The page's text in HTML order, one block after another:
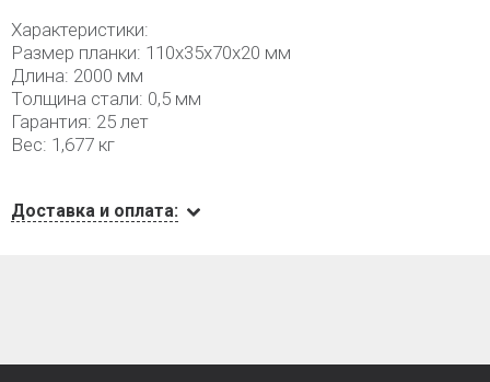
Характеристики:
Размер планки: 110х35х70х20 мм
Длина: 2000 мм
Толщина стали: 0,5 мм
Гарантия: 25 лет
Вес: 1,677 кг
Доставка и оплата: